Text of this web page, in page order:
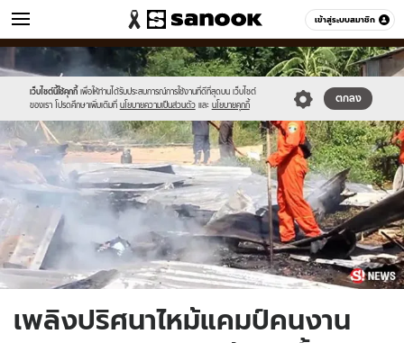
เข้าสู่ระบบสมาชิก
ข่าว หมวดอื่นๆ
เว็บไซต์นี้ใช้คุกกี้ เพื่อให้ท่านได้รับประสบการณ์การใช้งานที่ดีที่สุดบน เว็บไซต์
ของเรา โปรดศึกษาเพิ่มเติมที่ นโยบายความเป็นส่วนตัว และ นโยบายคุกกี้
ตกลง
Sanook
//s.isanook.com/sr/0/images/logo-
new-
sanook.png
600
60
//s.isanook.com/ns/0/ud/369/1848150/vdd.jpg
เพลิงปริศนาไหม้แคมป์คนงาน